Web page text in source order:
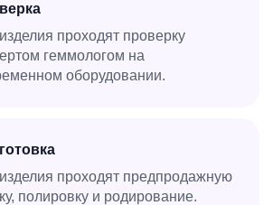
проходят проверку
геммологом на
оборудовании.
проходят предпродажную
полировку и родирование.